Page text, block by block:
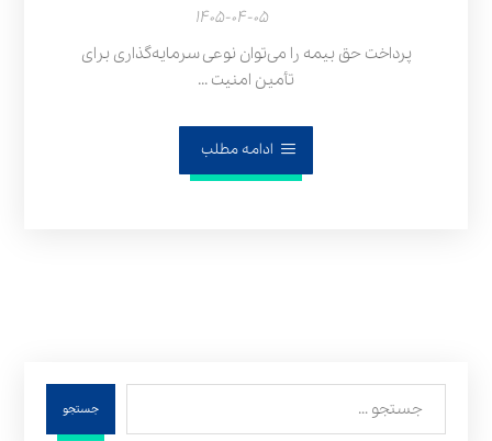
۱۴۰۵-۰۴-۰۵
پرداخت حق بیمه را می‌توان نوعی سرمایه‌گذاری برای
تأمین امنیت ...
ادامه مطلب
جستجو